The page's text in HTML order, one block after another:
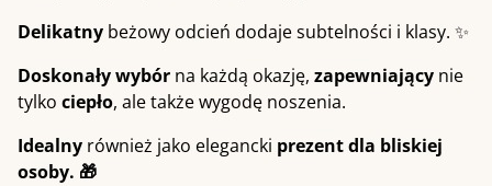
Delikatny beżowy odcień dodaje subtelności i klasy. ✨
Doskonały wybór na każdą okazję, zapewniający nie
tylko ciepło, ale także wygodę noszenia.
Idealny również jako elegancki prezent dla bliskiej
osoby. 🎁